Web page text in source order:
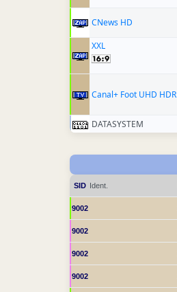
CNews HD
XXL
Canal+ Foot UHD HDR
DATASYSTEM
SID Ident.
9002
9002
9002
9002